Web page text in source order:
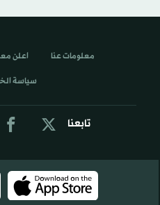
تابعنا
معلومات عنا اعلن
سياسة